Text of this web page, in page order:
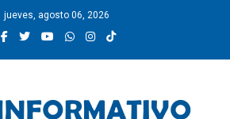
jueves, agosto 06, 2026